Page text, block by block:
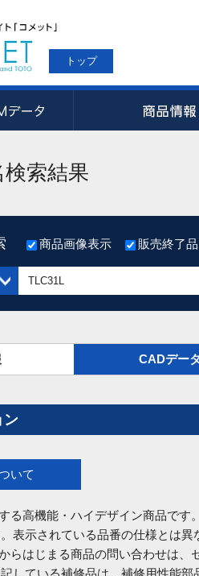
トップ
索結果
商品画像表示 販売終了
CADデータ
ン
いて
る高機能・ハイデザイン商品です。
表示されている品番の仕様とは異
らはじまる商品の問い合わせは、
している補修品は、補修用性能